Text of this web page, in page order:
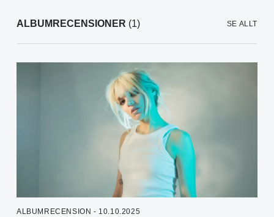
ALBUMRECENSIONER (1) SE ALLT
ALBUMRECENSION - 10.10.2025